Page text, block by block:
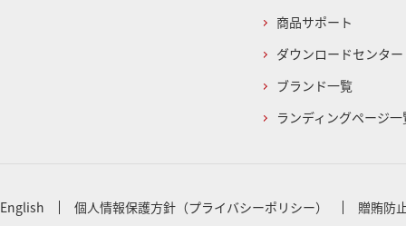
商品サポート
ダウンロードセンター
ブランド一覧
ランディングページ一
English 個人情報保護方針（プライバシーポリシー） 贈賄防